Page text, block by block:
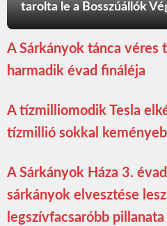
tarolta le a Bosszúállók
A Sárkányok tánca véres
harmadik évad fináléja
A tízmilliomodik Tesla
tízmillió sokkal
A Sárkányok Háza 3.
sárkányok elvesztése
legszívfacsaróbb pillanata